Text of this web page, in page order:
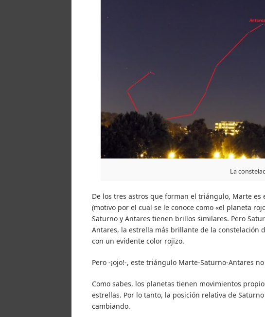
La
De los tres astros que forman el triángulo, Marte
(motivo por el cual se le conoce como «el planeta
Saturno y Antares tienen brillos similares. Pero
Antares, la estrella más brillante de la constelación
con un evidente color rojizo.
Pero -¡ojo!-, este triángulo Marte-Saturno-Antares
Como sabes, los planetas tienen movimientos
estrellas. Por lo tanto, la posición relativa de
cambiando.